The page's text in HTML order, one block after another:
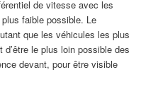
de vitesse avec les
faible possible. Le
que les véhicules les plus
le plus loin possible des
devant, pour être visible